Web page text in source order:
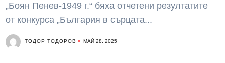
„Боян Пенев-1949 г.“ бяха отчетени резултатите
от конкурса „България в сърцата...
ТОДОР ТОДОРОВ МАЙ 28, 2025